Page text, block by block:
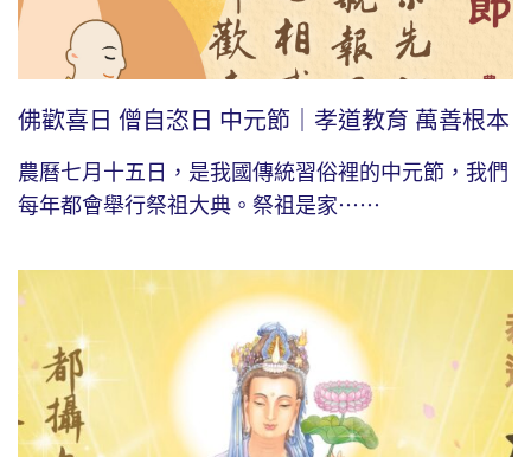
佛歡喜日 僧自恣日 中元節｜孝道教育 萬善根本
農曆七月十五日，是我國傳統習俗裡的中元節，我們
每年都會舉行祭祖大典。祭祖是家⋯⋯